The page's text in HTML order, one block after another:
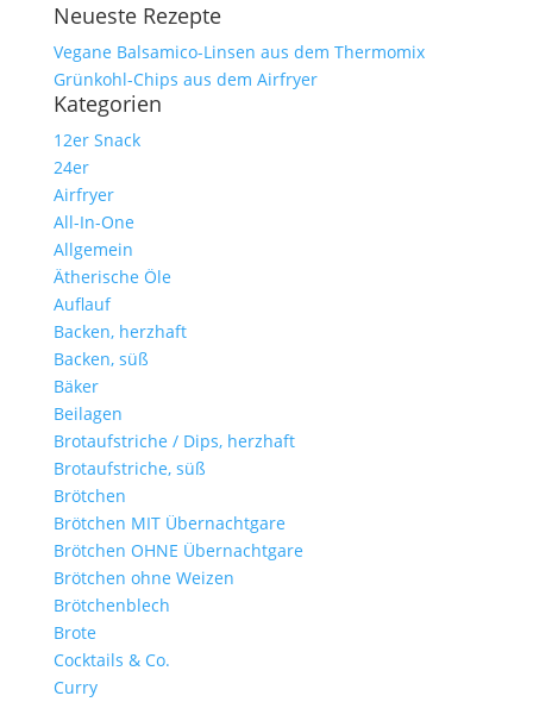
Neueste Rezepte
Vegane Balsamico-Linsen aus dem Thermomix
Grünkohl-Chips aus dem Airfryer
Kategorien
12er Snack
24er
Airfryer
All-In-One
Allgemein
Ätherische Öle
Auflauf
Backen, herzhaft
Backen, süß
Bäker
Beilagen
Brotaufstriche / Dips, herzhaft
Brotaufstriche, süß
Brötchen
Brötchen MIT Übernachtgare
Brötchen OHNE Übernachtgare
Brötchen ohne Weizen
Brötchenblech
Brote
Cocktails & Co.
Curry